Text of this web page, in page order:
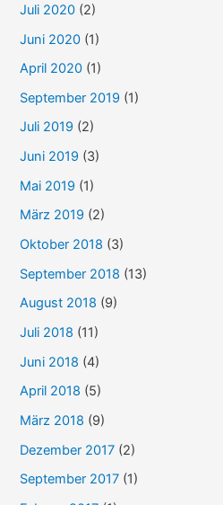
Juli 2020 (2)
Juni 2020 (1)
April 2020 (1)
September 2019 (1)
Juli 2019 (2)
Juni 2019 (3)
Mai 2019 (1)
März 2019 (2)
Oktober 2018 (3)
September 2018 (13)
August 2018 (9)
Juli 2018 (11)
Juni 2018 (4)
April 2018 (5)
März 2018 (9)
Dezember 2017 (2)
September 2017 (1)